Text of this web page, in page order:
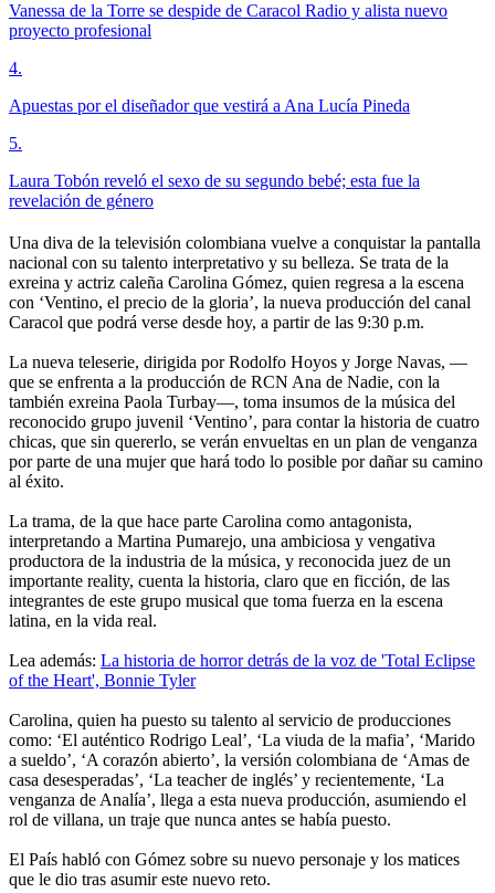
Vanessa de la Torre se despide de Caracol Radio y alista nuevo
proyecto profesional
4.
Apuestas por el diseñador que vestirá a Ana Lucía Pineda
5.
Laura Tobón reveló el sexo de su segundo bebé; esta fue la
revelación de género
Una diva de la televisión colombiana vuelve a conquistar la pantalla
nacional con su talento interpretativo y su belleza. Se trata de la
exreina y actriz caleña Carolina Gómez, quien regresa a la escena
con ‘Ventino, el precio de la gloria’, la nueva producción del canal
Caracol que podrá verse desde hoy, a partir de las 9:30 p.m.
La nueva teleserie, dirigida por Rodolfo Hoyos y Jorge Navas, —
que se enfrenta a la producción de RCN Ana de Nadie, con la
también exreina Paola Turbay—, toma insumos de la música del
reconocido grupo juvenil ‘Ventino’, para contar la historia de cuatro
chicas, que sin quererlo, se verán envueltas en un plan de venganza
por parte de una mujer que hará todo lo posible por dañar su camino
al éxito.
La trama, de la que hace parte Carolina como antagonista,
interpretando a Martina Pumarejo, una ambiciosa y vengativa
productora de la industria de la música, y reconocida juez de un
importante reality, cuenta la historia, claro que en ficción, de las
integrantes de este grupo musical que toma fuerza en la escena
latina, en la vida real.
Lea además: La historia de horror detrás de la voz de 'Total Eclipse
of the Heart', Bonnie Tyler
Carolina, quien ha puesto su talento al servicio de producciones
como: ‘El auténtico Rodrigo Leal’, ‘La viuda de la mafia’, ‘Marido
a sueldo’, ‘A corazón abierto’, la versión colombiana de ‘Amas de
casa desesperadas’, ‘La teacher de inglés’ y recientemente, ‘La
venganza de Analía’, llega a esta nueva producción, asumiendo el
rol de villana, un traje que nunca antes se había puesto.
El País habló con Gómez sobre su nuevo personaje y los matices
que le dio tras asumir este nuevo reto.